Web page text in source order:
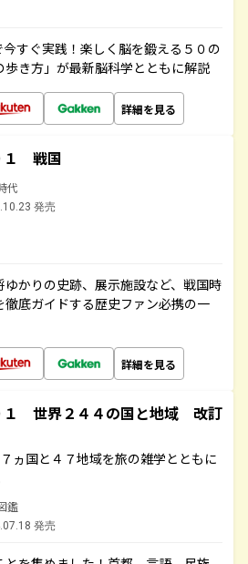
すぐ実践！楽しく脳を鍛える５０の
歩き方」が最新脳科学とともに解説
詳細を見る
１ 戦国
代
発売
ゆかりの史跡、展示施設など、戦国時
底ガイドする歴史ファン必携の一
詳細を見る
１ 世界２４４の国と地域 改訂
ヵ国と４７地域を旅の雑学とともに
鑑
発売